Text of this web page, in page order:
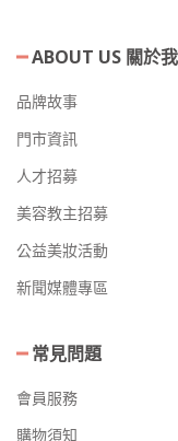
ABOUT US 關於
品牌故事
門市資訊
人才招募
美容教主招募
公益美妝活動
新聞媒體專區
常見問題
會員服務
購物須知